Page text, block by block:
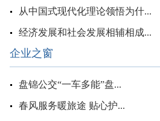
从中国式现代化理论领悟为什...
经济发展和社会发展相辅相成...
企业之窗
盘锦公交“一车多能”盘...
春风服务暖旅途 贴心护...